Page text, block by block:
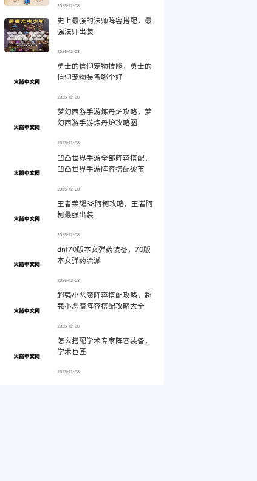
2025-12-08
史上最强的法师阵容搭配，最
强法师出装
2025-12-08
勇士的信仰宠物技能，勇士的
信仰宠物装备哪个好
2025-12-08
梦幻西游手游炼丹炉攻略，梦
幻西游手游炼丹炉攻略图
2025-12-08
凹凸世界手游全部阵容搭配，
凹凸世界手游阵容搭配破茧
2025-12-08
王者荣耀S8阿柯攻略，王者阿
柯最强出装
2025-12-08
dnf70版本女弹药装备，70版
本女弹药流派
2025-12-08
超强小恶魔阵容搭配攻略，超
强小恶魔阵容搭配攻略大全
2025-12-08
怎么搭配学术专家阵容装备，
学术巨匠
2025-12-08